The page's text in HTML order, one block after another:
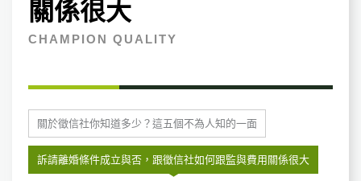
關係很大
CHAMPION QUALITY
關於徵信社你知道多少？這五個不為人知的一面
訴請離婚條件成立與否，跟徵信社如何跟監與費用關係很大